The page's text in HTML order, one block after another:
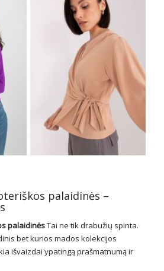
palaidinės –
palaidinėsTai ne tik drabužių spinta.
bet kurios mados kolekcijos
išvaizdai ypatingą prašmatnumą ir